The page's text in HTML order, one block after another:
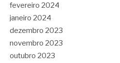
fevereiro 2024
janeiro 2024
dezembro 2023
novembro 2023
outubro 2023